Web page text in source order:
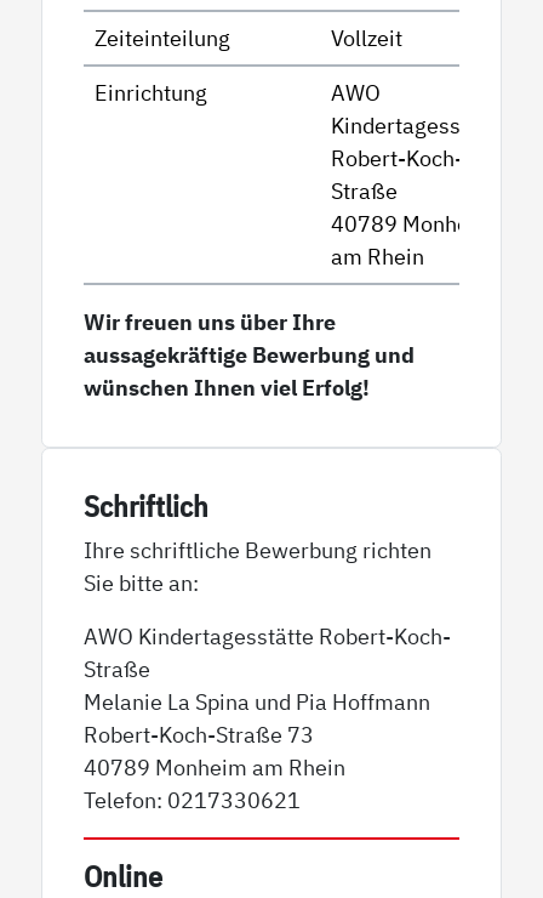
Zeiteinteilung
Vollzeit
Einrichtung
AWO
Kindertagesstätte
Robert-Koch-
Straße
40789 Monheim
am Rhein
Wir freuen uns über Ihre
aussagekräftige Bewerbung und
wünschen Ihnen viel Erfolg!
Schriftlich
Ihre schriftliche Bewerbung richten
Sie bitte an:
AWO Kindertagesstätte Robert-Koch-
Straße
Melanie La Spina und Pia Hoffmann
Robert-Koch-Straße 73
40789 Monheim am Rhein
Telefon: 0217330621
Online